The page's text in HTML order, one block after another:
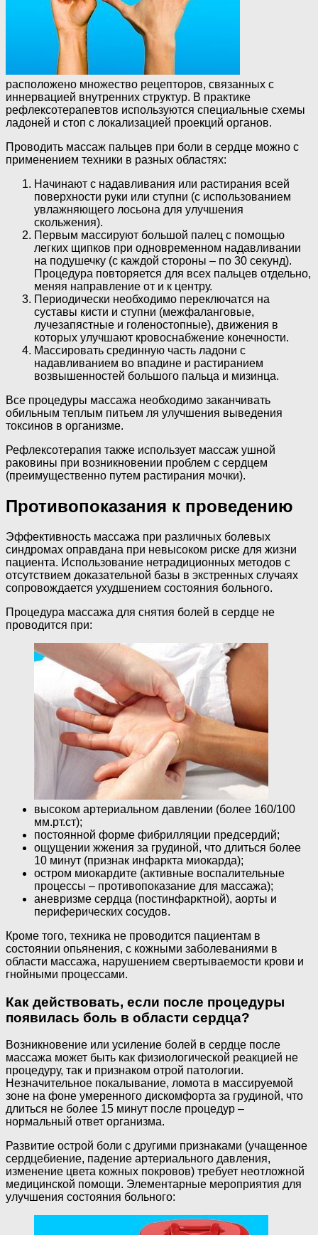
расположено множество рецепторов, связанных с
иннервацией внутренних структур. В практике
рефлексотерапевтов используются специальные схемы
ладоней и стоп с локализацией проекций органов.
Проводить массаж пальцев при боли в сердце можно с
применением техники в разных областях:
Начинают с надавливания или растирания всей
поверхности руки или ступни (с использованием
увлажняющего лосьона для улучшения
скольжения).
Первым массируют большой палец с помощью
легких щипков при одновременном надавливании
на подушечку (с каждой стороны – по 30 секунд).
Процедура повторяется для всех пальцев отдельно,
меняя направление от и к центру.
Периодически необходимо переключатся на
суставы кисти и ступни (межфаланговые,
лучезапястные и голеностопные), движения в
которых улучшают кровоснабжение конечности.
Массировать срединную часть ладони с
надавливанием во впадине и растиранием
возвышенностей большого пальца и мизинца.
Все процедуры массажа необходимо заканчивать
обильным теплым питьем ля улучшения выведения
токсинов в организме.
Рефлексотерапия также использует массаж ушной
раковины при возникновении проблем с сердцем
(преимущественно путем растирания мочки).
Противопоказания к проведению
Эффективность массажа при различных болевых
синдромах оправдана при невысоком риске для жизни
пациента. Использование нетрадиционных методов с
отсутствием доказательной базы в экстренных случаях
сопровождается ухудшением состояния больного.
Процедура массажа для снятия болей в сердце не
проводится при:
высоком артериальном давлении (более 160/100
мм.рт.ст);
постоянной форме фибрилляции предсердий;
ощущении жжения за грудиной, что длиться более
10 минут (признак инфаркта миокарда);
остром миокардите (активные воспалительные
процессы – противопоказание для массажа);
аневризме сердца (постинфарктной), аорты и
периферических сосудов.
Кроме того, техника не проводится пациентам в
состоянии опьянения, с кожными заболеваниями в
области массажа, нарушением свертываемости крови и
гнойными процессами.
Как действовать, если после процедуры
появилась боль в области сердца?
Возникновение или усиление болей в сердце после
массажа может быть как физиологической реакцией не
процедуру, так и признаком отрой патологии.
Незначительное покалывание, ломота в массируемой
зоне на фоне умеренного дискомфорта за грудиной, что
длиться не более 15 минут после процедур –
нормальный ответ организма.
Развитие острой боли с другими признаками (учащенное
сердцебиение, падение артериального давления,
изменение цвета кожных покровов) требует неотложной
медицинской помощи. Элементарные мероприятия для
улучшения состояния больного: